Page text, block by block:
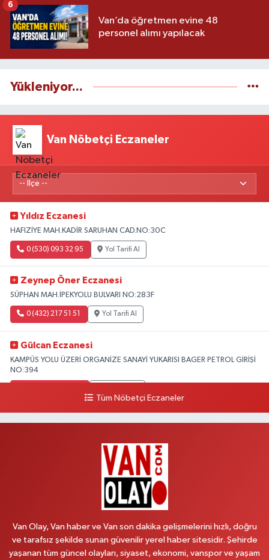
Van’da öğretmen evine 48
personel alımı yapılacak
6
Yükleniyor...
Van Nöbetçi Eczaneler
Yıldız Eczanesi
HAFIZİYE MAH.KADİR SARUHAN CAD.NO:30C
0 (530) 093 32 95 Yol Tarifi Al
Zeynep Öner Eczanesi
SÜPHAN MAH.İPEKYOLU BULVARI NO:283F
0 (432) 217 51 51 Yol Tarifi Al
Gülcan Eczanesi
KAMPÜS YOLU ÜZERİ ORGANİZE SANAYİ YUKARISI BAGER PETROL GİRİŞİ
NO:394
HEKİM HASTANESİ ACİL KARŞISI
Yol Tarifi Al
MAHMUDİYE MAH.ATATÜRK CAD.NO:17B
0 (531) 621 69 65 Yol Tarifi Al
Tüm Nöbetçi Eczaneler
Van Olay, Van haber ve Van son dakika gelişmelerini hızlı, doğru
ve tarafsız şekilde sunan güvenilir yerel haber sitesidir. Şehirde
yaşanan tüm güncel olayları, siyaset, ekonomi, vanspor ve yaşam